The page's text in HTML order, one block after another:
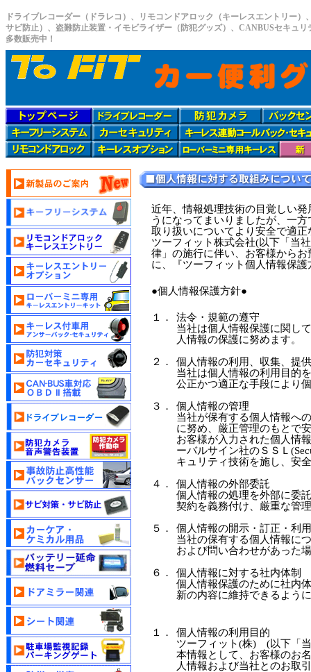
ドライブレコーダー（ドラレコ）、リモコンドアロック（キーレスエントリー
サビ防止）、盗難防止装置・イモビライザー（防犯グッズ）、CANBUSセキュ
多数販売中！
近年、情報処理技術の目覚しい
うになってまいりましたが、一
取り扱いについてより安全で適
ツーフィット株式会社(以下「当
律」の施行に伴い、お客様から
に、『ツーフィット個人情報保
●個人情報保護方針●
１．
２．
３．
４．
５．
６．
法令・規範の遵守
当社は個人情報保護に関し
人情報の保護に努めます。
個人情報の利用、収集、提供
当社は個人情報の利用目的
公正かつ適正な手段により
個人情報の管理
当社が保有する個人情報へ
に努め、厳正管理のもとで
お客様が入力された個人情
ーバルサイン社のＳＳＬ
キュリティ技術を施し、安
個人情報の外部委託
個人情報の処理を外部に委
契約を義務付け、厳重な管
個人情報の開示・訂正・利
当社の保有する個人情報に
および問い合わせがあった
個人情報に対する社内体制
個人情報保護のために社内
新の内容に維持できるよう
１．
個人情報の利用目的
ツーフィット(株) (以下「
本情報として、お客様のお
人情報および当社とのお取